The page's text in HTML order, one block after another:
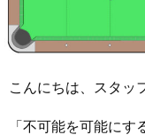
こんにちは、スタッ
「不可能を可能に